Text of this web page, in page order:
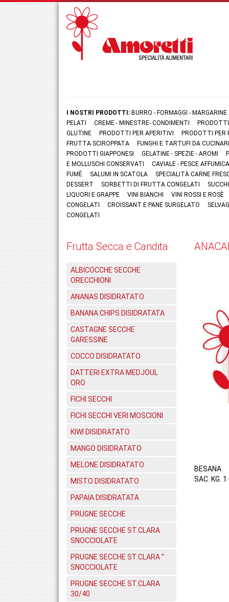
I NOSTRI PRODOTTI: BURRO - FORMAGGI - MARGARINE
PELATI
CREME - MINESTRE- CONDIMENTI
GLUTINE
PRODOTTI PER APERITIVI
PRODOTTI PER
FRUTTA SCIROPPATA
FUNGHI E TARTUFI DA
PRODOTTI GIAPPONESI
GELATINE - SPEZIE - AROMI
E MOLLUSCHI CONSERVATI
CAVIALE - PESCE
FUMÈ
SALUMI IN SCATOLA
SPECIALITÀ CARNE
DESSERT
SORBETTI DI FRUTTA CONGELATI
LIQUORI E GRAPPE
VINI BIANCHI
VINI ROSSI E ROSÈ
CONGELATI
CROISSANT E PANE SURGELATO
CONGELATI
Frutta Secca e Candita
ALBICOCCHE SECCHE
ORECCHIONI
ANANAS DISIDRATATO
BANANA CHIPS DISIDRATATA
CASTAGNE SECCHE
GARESSINE
COCCO DISIDRATATO
DATTERI EXTRA MEDJOUL
ORO
FICHI SECCHI
FICHI SECCHI VERI MOSCIONI
KIWI DISIDRATATO
MANGO DISIDRATATO
MELONE DISIDRATATO
MISTO DISIDRATATO
PAPAIA DISIDRATATA
PRUGNE SECCHE
PRUGNE SECCHE ST.CLARA
SNOCCIOLATE
PRUGNE SECCHE ST.CLARA ''
SNOCCIOLATE
PRUGNE SECCHE ST.CLARA
30/40
BESANA
SAC. KG.